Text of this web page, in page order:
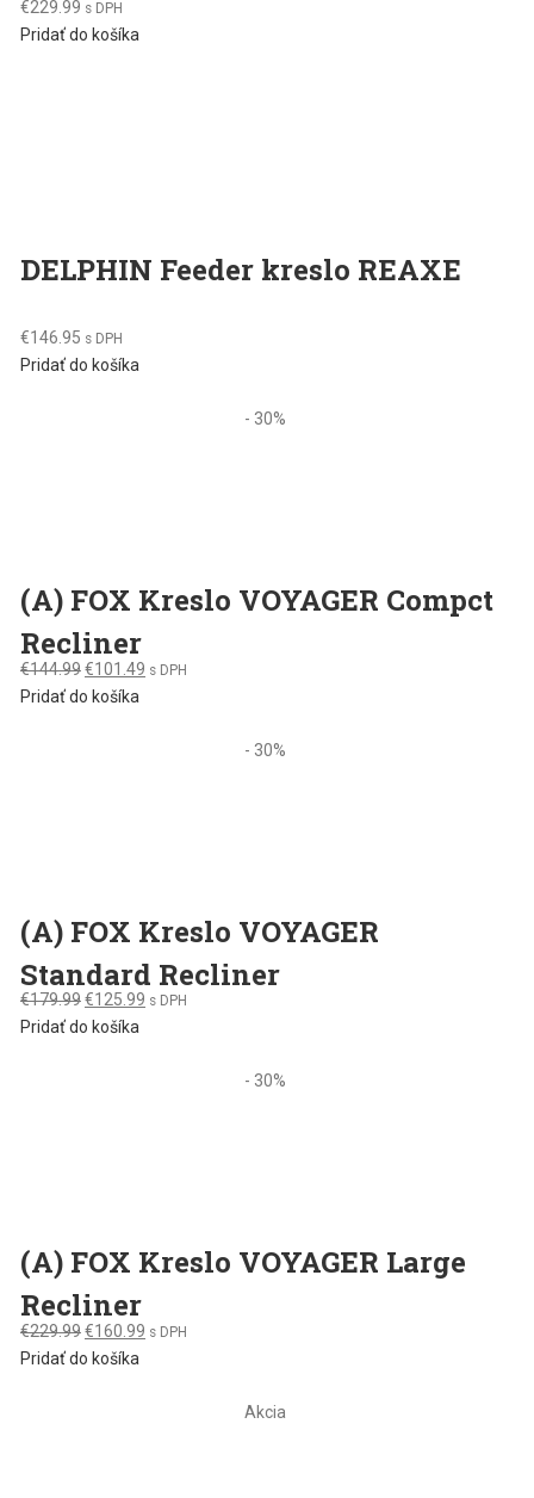
€229.99 s DPH
Pridať do košíka
DELPHIN Feeder kreslo REAXE
€146.95 s DPH
Pridať do košíka
- 30%
(A) FOX Kreslo VOYAGER Compct
Recliner
€144.99Original
price
€101.49 Current
s DPH
Pridať do košíka
- 30%
(A) FOX Kreslo VOYAGER
Standard Recliner
€179.99Original
price
€125.99 Current
s DPH
Pridať do košíka
- 30%
(A) FOX Kreslo VOYAGER Large
Recliner
€229.99Original
price
€160.99 Current
s DPH
Pridať do košíka
Akcia